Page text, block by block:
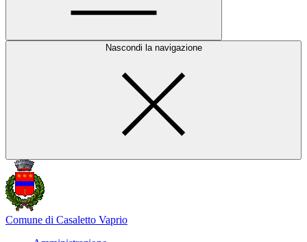
Nascondi la navigazione
Comune di Casaletto Vaprio